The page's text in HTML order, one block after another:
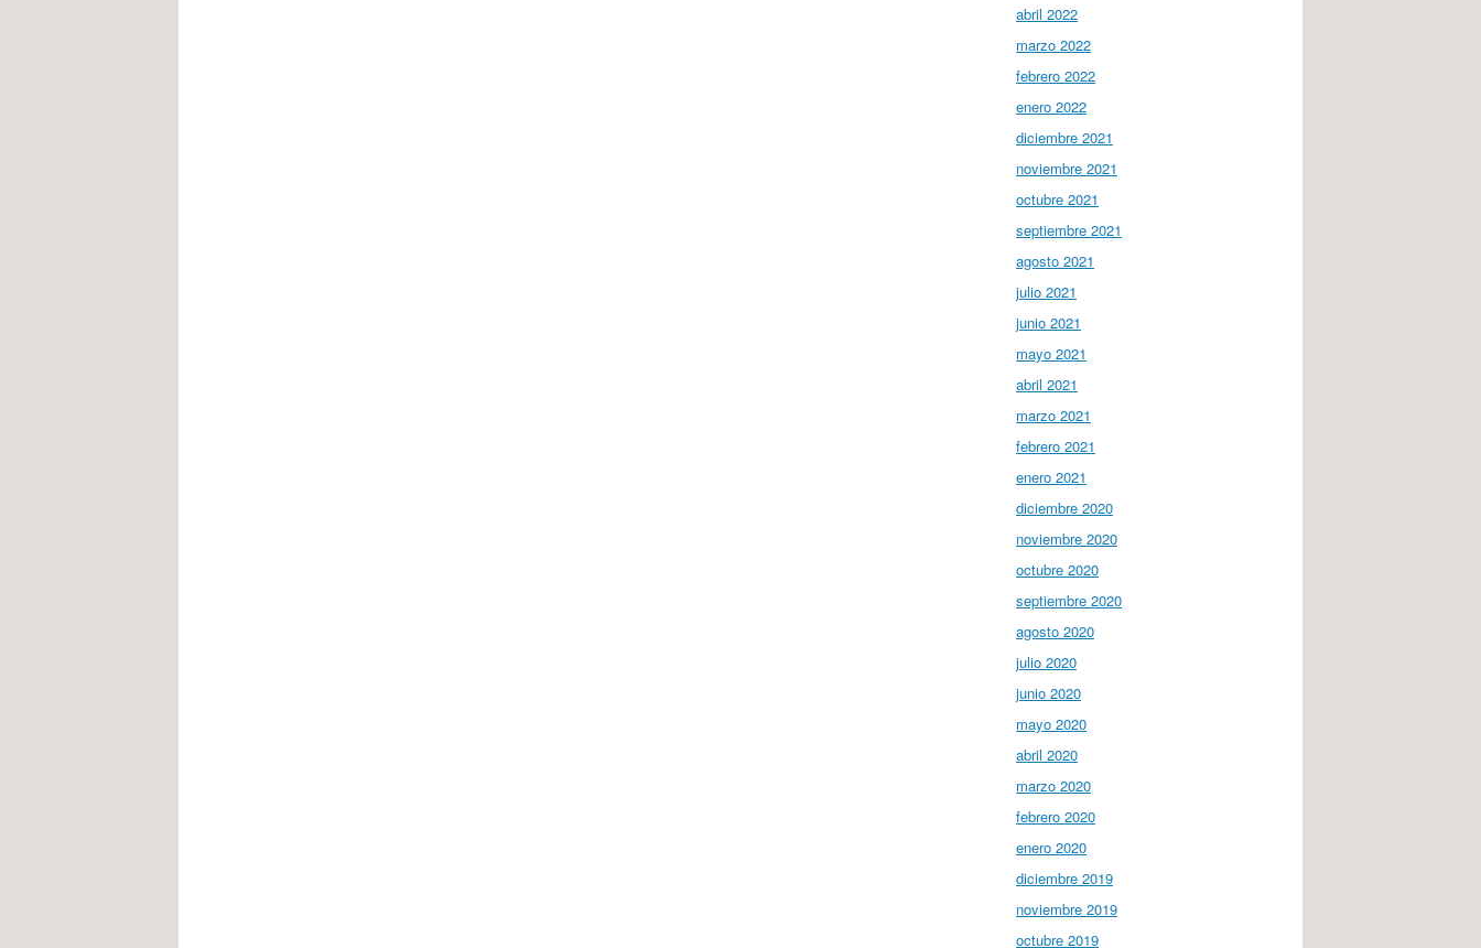
abril 2022
marzo 2022
febrero 2022
enero 2022
diciembre 2021
noviembre 2021
octubre 2021
septiembre 2021
agosto 2021
julio 2021
junio 2021
mayo 2021
abril 2021
marzo 2021
febrero 2021
enero 2021
diciembre 2020
noviembre 2020
octubre 2020
septiembre 2020
agosto 2020
julio 2020
junio 2020
mayo 2020
abril 2020
marzo 2020
febrero 2020
enero 2020
diciembre 2019
noviembre 2019
octubre 2019